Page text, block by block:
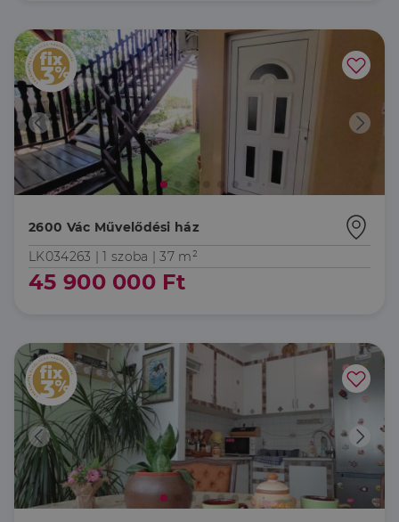
2600 Vác Művelődési ház
LK034263 |1 szoba | 37 m²
45 900 000 Ft